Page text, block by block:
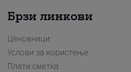
Брзи линкови
Ценовници
Услови за користење
Плати сметка